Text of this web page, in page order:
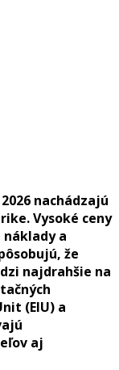
nachádzajú
Vysoké ceny
a
že
najdrahšie na
(EIU) a
aj